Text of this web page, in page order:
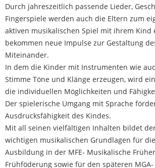
Durch jahreszeitlich passende Lieder,
Fingerspiele werden auch die Eltern zum
aktiven musikalischen Spiel mit ihrem Kind
bekommen neue Impulse zur Gestaltung
Miteinander.
In dem die Kinder mit Instrumenten wie
Stimme Töne und Klänge erzeugen, wird
die individuellen Möglichkeiten und
Der spielerische Umgang mit Sprache
Ausdrucksfähigkeit des Kindes.
Mit all seinen vielfältigen Inhalten bildet
wichtigen musikalischen Grundlagen für
Ausbildung in der MFE- Musikalische
Frühföderung sowie für den späteren